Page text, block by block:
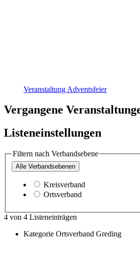
Veranstaltung Adventsfeier
Vergangene
Listeneinstellungen
Filtern nach Verbandsebene
Alle Verbandsebenen
Kreisverband
Ortsverband
4 von 4 Listeneinträgen
Kategorie Ortsverband Greding